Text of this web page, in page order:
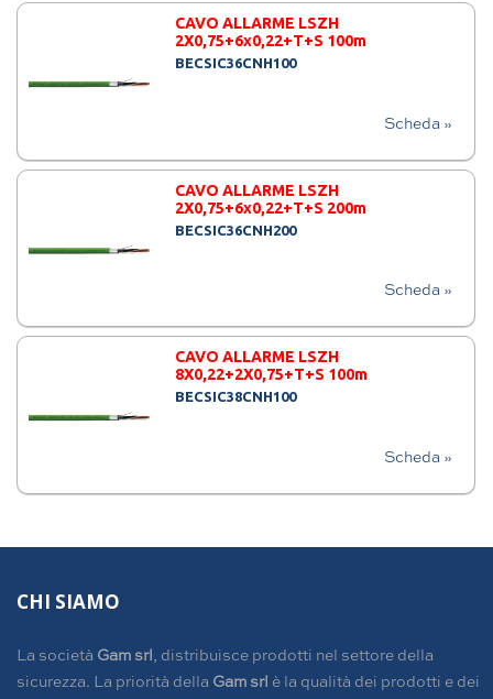
CAVO ALLARME LSZH
2X0,75+6x0,22+T+S 100m
BECSIC36CNH100
Scheda »
CAVO ALLARME LSZH
2X0,75+6x0,22+T+S 200m
BECSIC36CNH200
Scheda »
CAVO ALLARME LSZH
8X0,22+2X0,75+T+S 100m
BECSIC38CNH100
Scheda »
CHI SIAMO
La società Gam srl , distribuisce prodotti nel settore della
sicurezza. La priorità della Gam srl è la qualità dei prodotti e dei